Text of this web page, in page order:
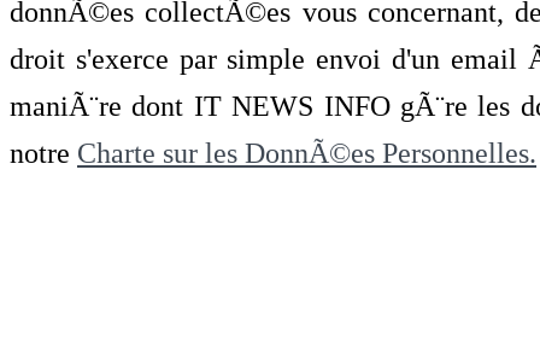
donnÃ©es collectÃ©es vous concernant,
droit s'exerce par simple envoi d'un
maniÃ¨re dont IT NEWS INFO gÃ¨re les
notre Charte sur les DonnÃ©es Personnelles.